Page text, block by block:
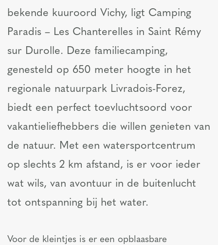
bekende kuuroord Vichy, ligt Camping
Paradis – Les Chanterelles in Saint Rémy
sur Durolle. Deze familiecamping,
genesteld op 650 meter hoogte in het
regionale natuurpark Livradois-Forez,
biedt een perfect toevluchtsoord voor
vakantieliefhebbers die willen genieten van
de natuur. Met een watersportcentrum
op slechts 2 km afstand, is er voor ieder
wat wils, van avontuur in de buitenlucht
tot ontspanning bij het water.
Voor de kleintjes is er een opblaasbare